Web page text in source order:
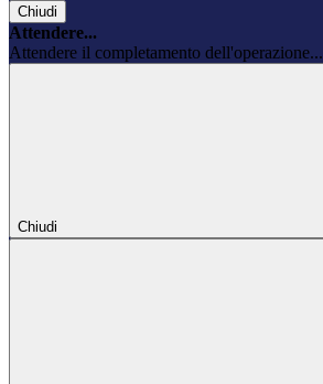
Chiudi
Attendere...
Attendere il completamento dell'operazione...
Chiudi